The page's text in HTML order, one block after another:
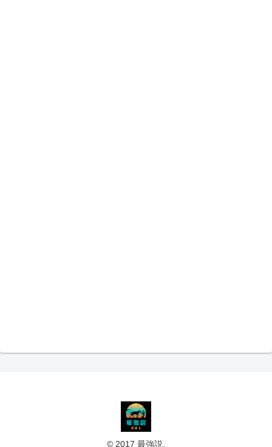
© 2017 最強説.